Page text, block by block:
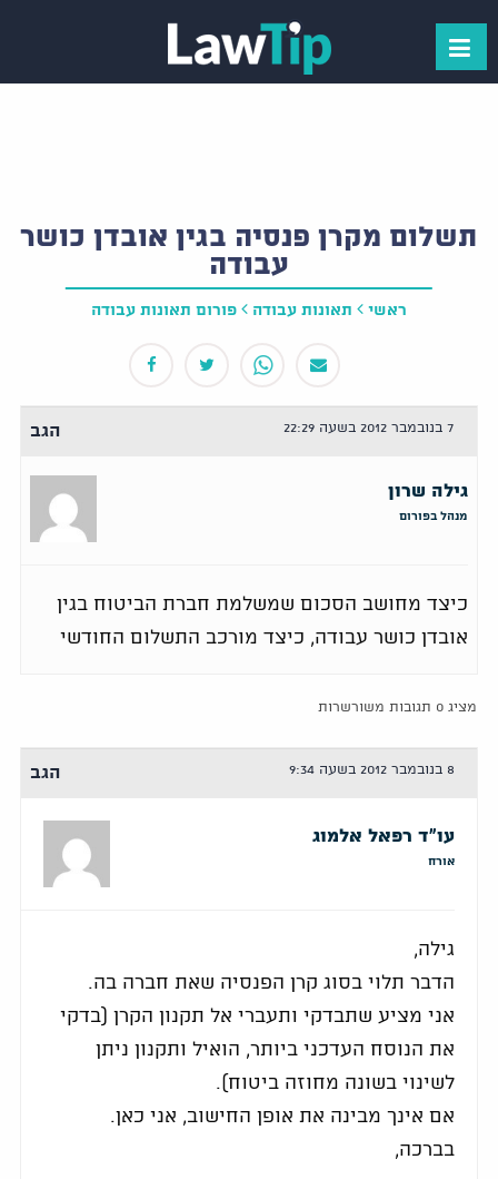
תשלום מקרן פנסיה בגין אובדן כושר
עבודה
ראשי תאונות עבודה פורום תאונות עבודה
7 בנובמבר 2012 בשעה 22:29 הגב
גילה שרון
מנהל בפורום
כיצד מחושב הסכום שמשלמת חברת הביטוח בגין
אובדן כושר עבודה, כיצד מורכב התשלום החודשי
מציג 0 תגובות משורשרות
8 בנובמבר 2012 בשעה 9:34 הגב
עו"ד רפאל אלמוג
אורח
גילה,
הדבר תלוי בסוג קרן הפנסיה שאת חברה בה.
אני מציע שתבדקי ותעברי אל תקנון הקרן (בדקי
את הנוסח העדכני ביותר, הואיל ותקנון ניתן
לשינוי בשונה מחוזה ביטוח).
אם אינך מבינה את אופן החישוב, אני כאן.
בברכה,